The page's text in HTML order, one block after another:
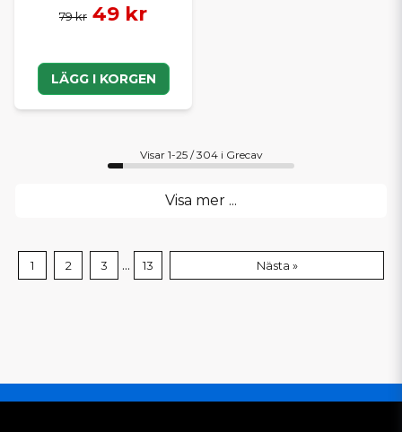
79 kr 49 kr
LÄGG I KORGEN
Visar 1-25 / 304 i Grecav
Visa mer ...
1 2 3 ... 13 Nästa »